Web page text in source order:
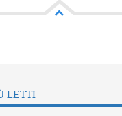
LETTI